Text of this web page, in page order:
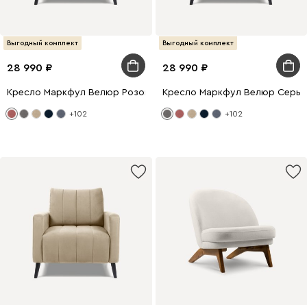
Выгодный комплект
28 990
Кресло Маркфул Велюр Розовый
+102
Выгодный комплект
28 990
Кресло Маркфул Велюр Серый
+102